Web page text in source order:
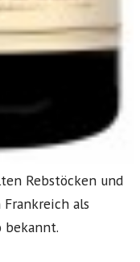
Rebstöcken und
als
bekannt.